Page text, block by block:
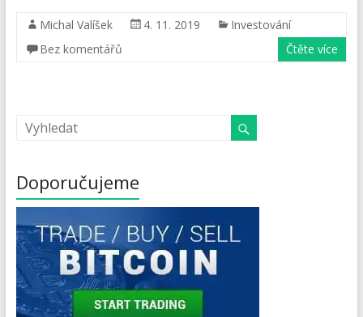
Michal Valíšek 4. 11. 2019
Investování
Bez komentářů
Čtěte více
Doporučujeme